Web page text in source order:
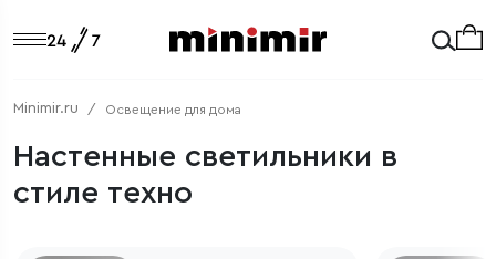
Minimir.ru Освещение для дома
Настенные светильники в
стиле техно